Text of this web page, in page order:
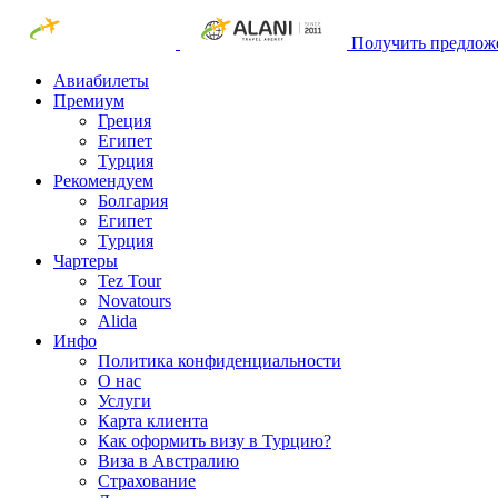
Получить
Авиабилеты
Премиум
Греция
Египет
Турция
Рекомендуем
Болгария
Египет
Турция
Чартеры
Tez Tour
Novatours
Alida
Инфо
Политика конфиденциальности
О нас
Услуги
Карта клиента
Как оформить визу в Турцию?
Виза в Австралию
Страхование